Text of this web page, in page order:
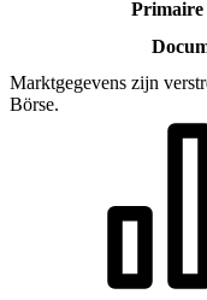
Primaire
Marktgegevens zijn
Börse.